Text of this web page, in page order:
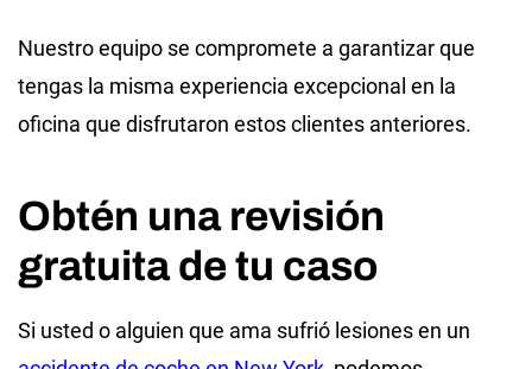
Nuestro equipo se compromete a garantizar que
tengas la misma experiencia excepcional en la
oficina que disfrutaron estos clientes anteriores.
Obtén una revisión
gratuita de tu caso
Si usted o alguien que ama sufrió lesiones en un